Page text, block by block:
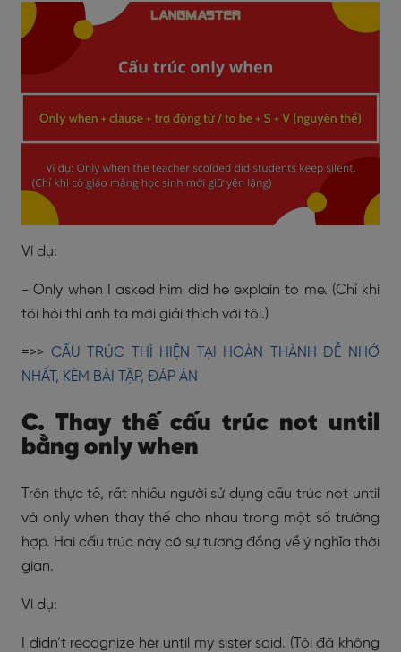
Ví dụ:
- Only when I asked him did he explain to me. (Chỉ khi
tôi hỏi thì anh ta mới giải thích với tôi.)
=>> CẤU TRÚC THÌ HIỆN TẠI HOÀN THÀNH DỄ NHỚ
NHẤT, KÈM BÀI TẬP, ĐÁP ÁN
C. Thay thế cấu trúc not until
bằng only when
Trên thực tế, rất nhiều người sử dụng cấu trúc not until
và only when thay thế cho nhau trong một số trường
hợp. Hai cấu trúc này có sự tương đồng về ý nghĩa thời
gian.
Ví dụ:
I didn’t recognize her until my sister said. (Tôi đã không